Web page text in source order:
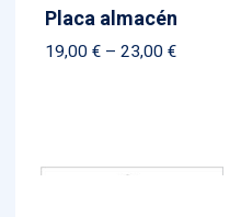
Placa almacén
19,00€ – 23,00€Price